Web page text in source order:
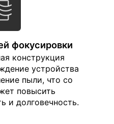
фокусировки
конструкция
устройства
пыли, что со
повысить
и долговечность.